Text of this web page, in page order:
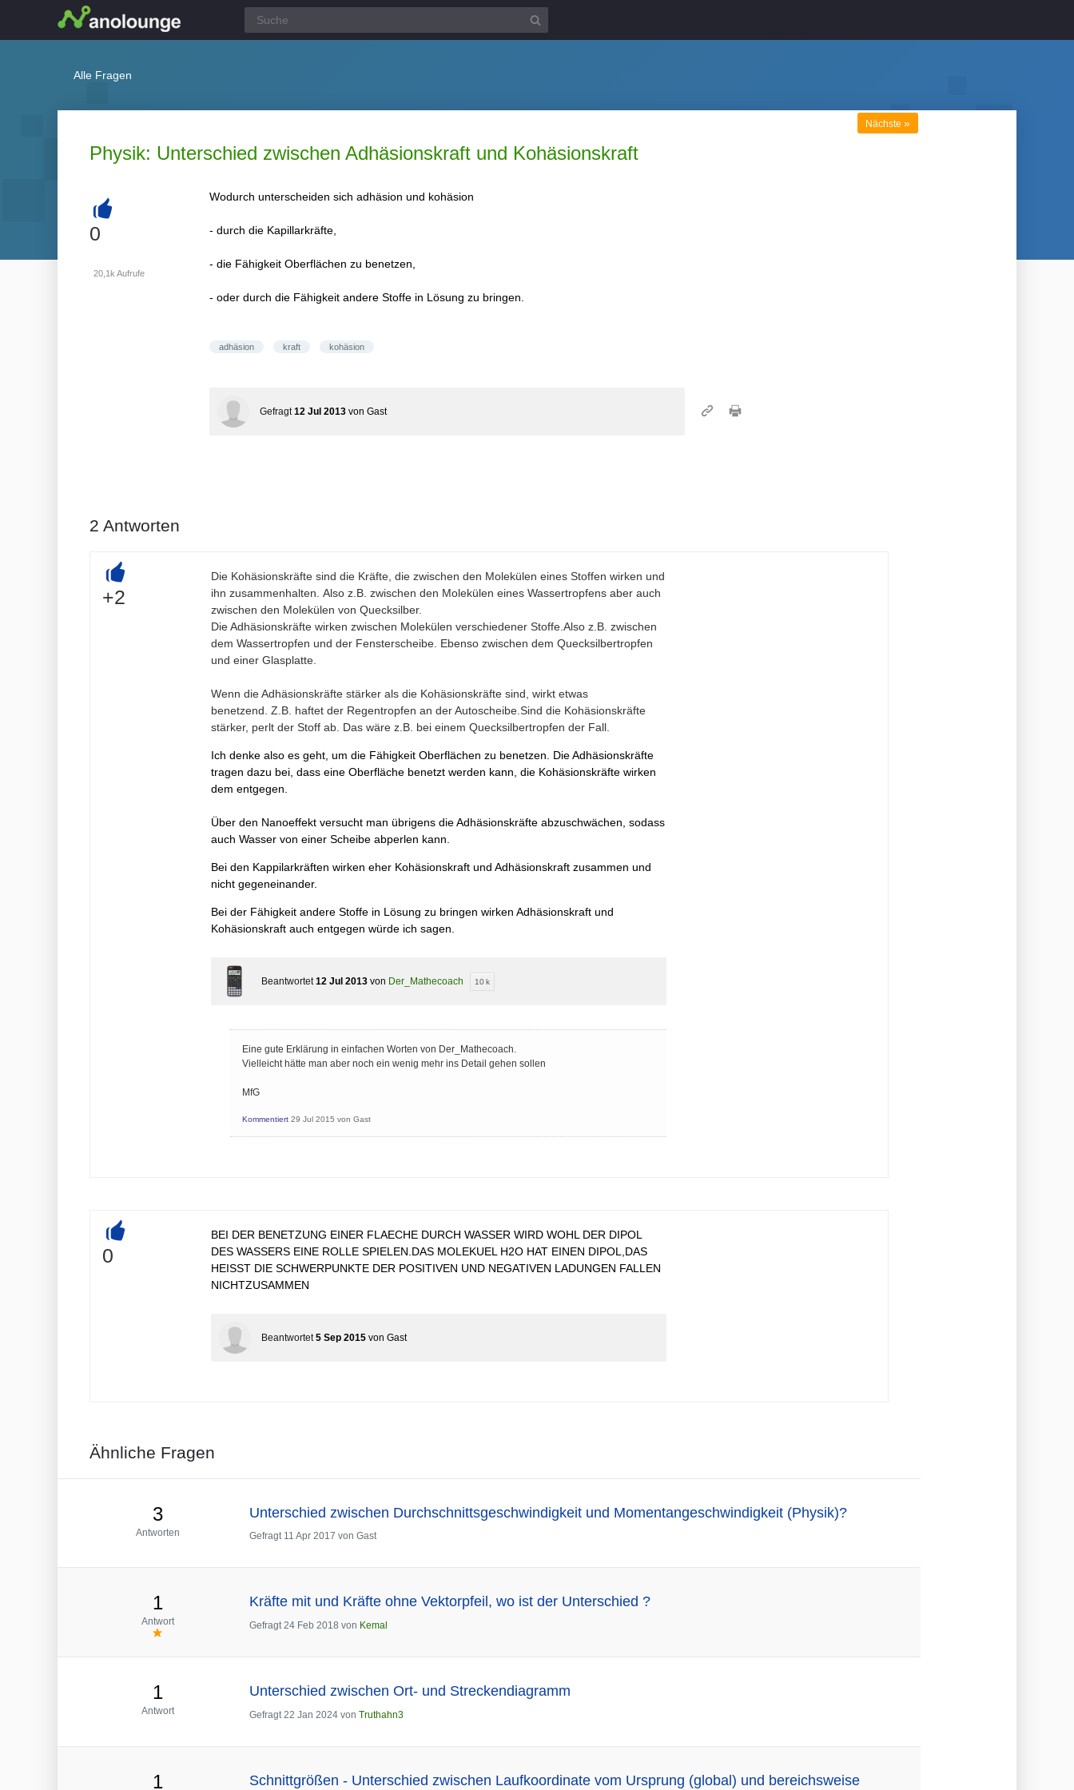
Alle Fragen
Physik: Unterschied zwischen Adhäsionskraft und Kohäsionskraft
Nächste »
+
0
20,1k Aufrufe
Wodurch unterscheiden sich adhäsion und kohäsion
- durch die Kapillarkräfte,
- die Fähigkeit Oberflächen zu benetzen,
- oder durch die Fähigkeit andere Stoffe in Lösung zu bringen.
adhäsion kraft kohäsion
Gefragt 12 Jul 2013 von Gast
2 Antworten
+
+2
Die Kohäsionskräfte sind die Kräfte, die zwischen den Molekülen eines Stoffen wirken und
ihn zusammenhalten. Also z.B. zwischen den Molekülen eines Wassertropfens aber auch
zwischen den Molekülen von Quecksilber.
Die Adhäsionskräfte wirken zwischen Molekülen verschiedener Stoffe.Also z.B. zwischen
dem Wassertropfen und der Fensterscheibe. Ebenso zwischen dem Quecksilbertropfen
und einer Glasplatte.
Wenn die Adhäsionskräfte stärker als die Kohäsionskräfte sind, wirkt etwas
benetzend. Z.B. haftet der Regentropfen an der Autoscheibe.Sind die Kohäsionskräfte
stärker, perlt der Stoff ab. Das wäre z.B. bei einem Quecksilbertropfen der Fall.
Ich denke also es geht, um die Fähigkeit Oberflächen zu benetzen. Die Adhäsionskräfte
tragen dazu bei, dass eine Oberfläche benetzt werden kann, die Kohäsionskräfte wirken
dem entgegen.
Über den Nanoeffekt versucht man übrigens die Adhäsionskräfte abzuschwächen, sodass
auch Wasser von einer Scheibe abperlen kann.
Bei den Kappilarkräften wirken eher Kohäsionskraft und Adhäsionskraft zusammen und
nicht gegeneinander.
Bei der Fähigkeit andere Stoffe in Lösung zu bringen wirken Adhäsionskraft und
Kohäsionskraft auch entgegen würde ich sagen.
Beantwortet 12 Jul 2013 von Der_Mathecoach 10 k
Eine gute Erklärung in einfachen Worten von Der_Mathecoach.
Vielleicht hätte man aber noch ein wenig mehr ins Detail gehen sollen
MfG
Kommentiert 29 Jul 2015 von Gast
+
0
BEI DER BENETZUNG EINER FLAECHE DURCH WASSER WIRD WOHL DER DIPOL
DES WASSERS EINE ROLLE SPIELEN.DAS MOLEKUEL H2O HAT EINEN DIPOL,DAS
HEISST DIE SCHWERPUNKTE DER POSITIVEN UND NEGATIVEN LADUNGEN FALLEN
NICHTZUSAMMEN
Beantwortet 5 Sep 2015 von Gast
Ähnliche Fragen
3
Antworten
Unterschied zwischen Durchschnittsgeschwindigkeit und Momentangeschwindigkeit (Physik)?
Gefragt 11 Apr 2017 von Gast
1
Antwort
Kräfte mit und Kräfte ohne Vektorpfeil, wo ist der Unterschied ?
Gefragt 24 Feb 2018 von Kemal
1
Antwort
Unterschied zwischen Ort- und Streckendiagramm
Gefragt 22 Jan 2024 von Truthahn3
1 Schnittgrößen - Unterschied zwischen Laufkoordinate vom Ursprung (global) und bereichsweise